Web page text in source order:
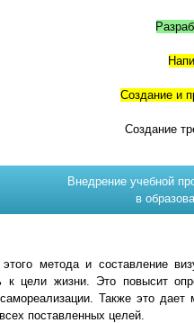
Создание и
Создание
Внедрение учебной
в
метода и составление
к цели жизни. Это повысит
Также это дает
поставленных целей.